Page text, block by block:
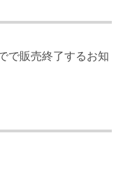
で販売終了するお知